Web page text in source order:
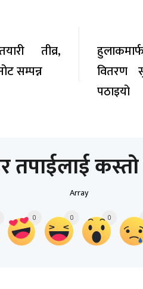
तीव्र,
सम्पन्न
वितरण
पठाइयो
तपाईलाई
Array
0 0 0